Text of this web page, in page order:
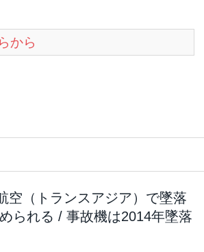
から
空（トランスアジア）で墜落
られる / 事故機は2014年墜落